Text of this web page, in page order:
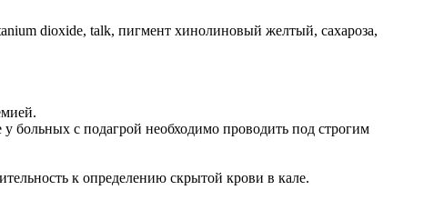
dioxide, talk, пигмент хинолиновый желтый, сахароза,
больных с подагрой необходимо проводить под строгим
к определению скрытой крови в кале.